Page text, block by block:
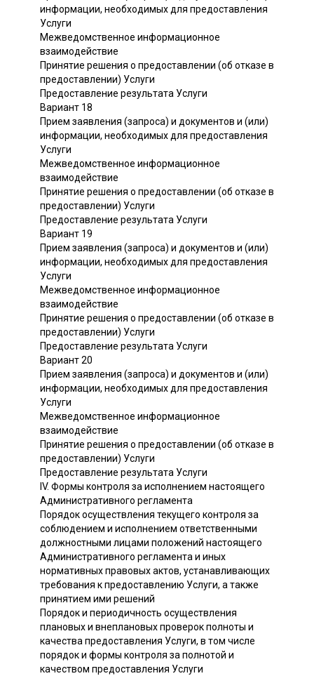
информации, необходимых для предоставления
Услуги
Межведомственное информационное
взаимодействие
Принятие решения о предоставлении (об отказе в
предоставлении) Услуги
Предоставление результата Услуги
Вариант 18
Прием заявления (запроса) и документов и (или)
информации, необходимых для предоставления
Услуги
Межведомственное информационное
взаимодействие
Принятие решения о предоставлении (об отказе в
предоставлении) Услуги
Предоставление результата Услуги
Вариант 19
Прием заявления (запроса) и документов и (или)
информации, необходимых для предоставления
Услуги
Межведомственное информационное
взаимодействие
Принятие решения о предоставлении (об отказе в
предоставлении) Услуги
Предоставление результата Услуги
Вариант 20
Прием заявления (запроса) и документов и (или)
информации, необходимых для предоставления
Услуги
Межведомственное информационное
взаимодействие
Принятие решения о предоставлении (об отказе в
предоставлении) Услуги
Предоставление результата Услуги
IV. Формы контроля за исполнением настоящего
Административного регламента
Порядок осуществления текущего контроля за
соблюдением и исполнением ответственными
должностными лицами положений настоящего
Административного регламента и иных
нормативных правовых актов, устанавливающих
требования к предоставлению Услуги, а также
принятием ими решений
Порядок и периодичность осуществления
плановых и внеплановых проверок полноты и
качества предоставления Услуги, в том числе
порядок и формы контроля за полнотой и
качеством предоставления Услуги